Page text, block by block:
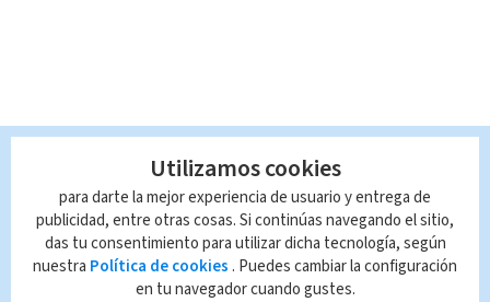
Utilizamos cookies
para darte la mejor experiencia de usuario y entrega de
publicidad, entre otras cosas. Si continúas navegando el sitio,
das tu consentimiento para utilizar dicha tecnología, según
nuestra Política de cookies . Puedes cambiar la configuración
en tu navegador cuando gustes.